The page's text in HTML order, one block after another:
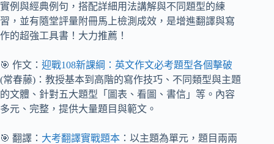
實例與經典例句，搭配詳細用法講解與不同題型的練
習，並有隨堂評量附冊馬上檢測成效，是增進翻譯與寫
作的超強工具書！大力推薦！
🎯 作文： 迎戰108新課綱：英文作文必考題型各個擊破
(常春藤)：教授基本到高階的寫作技巧、不同類型與主題
的文體、針對五大題型「圖表、看圖、書信」等。內容
多元、完整，提供大量題目與範文。
🎯 翻譯： 大考翻譯實戰題本 ：以主題為單元，題目兩兩